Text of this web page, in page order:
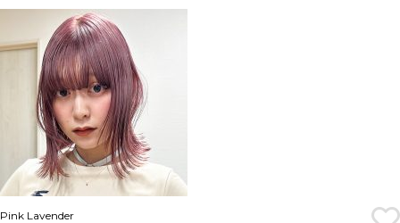
Pink Lavender